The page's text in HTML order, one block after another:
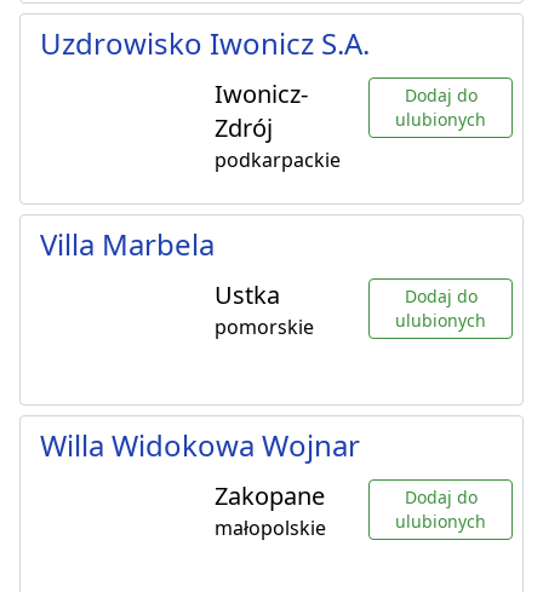
Uzdrowisko Iwonicz S.A.
Iwonicz-
Zdrój
podkarpackie
Dodaj do
ulubionych
Villa Marbela
Ustka
pomorskie
Dodaj do
ulubionych
Willa Widokowa Wojnar
Zakopane
małopolskie
Dodaj do
ulubionych